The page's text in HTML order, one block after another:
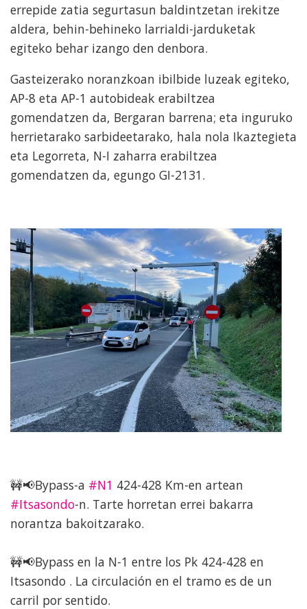
errepide zatia segurtasun baldintzetan irekitze
aldera, behin-behineko larrialdi-jarduketak
egiteko behar izango den denbora.
Gasteizerako noranzkoan ibilbide luzeak egiteko,
AP-8 eta AP-1 autobideak erabiltzea
gomendatzen da, Bergaran barrena; eta inguruko
herrietarako sarbideetarako, hala nola Ikaztegieta
eta Legorreta, N-I zaharra erabiltzea
gomendatzen da, egungo GI-2131.
🚧📢Bypass-a #N1 424-428 Km-en artean
#Itsasondo-n. Tarte horretan errei bakarra
norantza bakoitzarako.
🚧📢Bypass en la N-1 entre los Pk 424-428 en
Itsasondo . La circulación en el tramo es de un
carril por sentido.